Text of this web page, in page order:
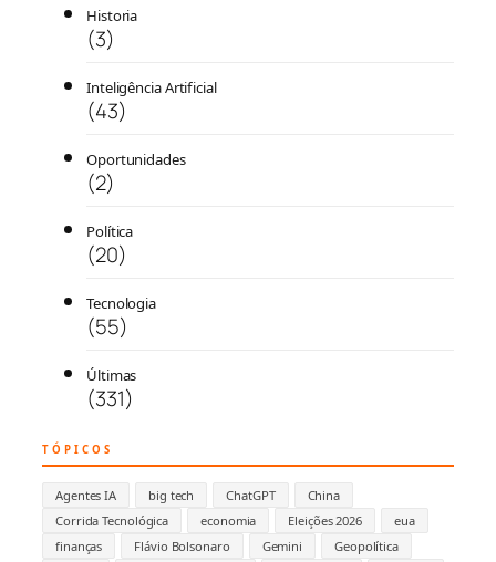
Historia
(3)
Inteligência Artificial
(43)
Oportunidades
(2)
Política
(20)
Tecnologia
(55)
Últimas
(331)
TÓPICOS
Agentes IA big tech ChatGPT
China
Corrida Tecnológica
economia Eleições 2026
eua
finanças
Flávio Bolsonaro Gemini
Geopolítica